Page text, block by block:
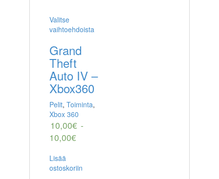
Valitse
vaihtoehdoista
Grand
Theft
Auto IV –
Xbox360
Pelit, Toiminta,
Xbox 360
10,00€ -
10,00€
Lisää
ostoskoriin